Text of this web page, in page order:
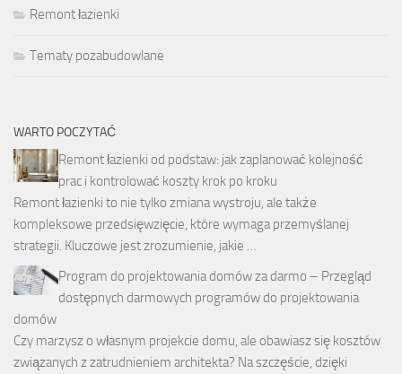
Remont łazienki
Tematy pozabudowlane
WARTO POCZYTAĆ
Remont łazienki od podstaw: jak zaplanować kolejność
prac i kontrolować koszty krok po kroku
Remont łazienki to nie tylko zmiana wystroju, ale także
kompleksowe przedsięwzięcie, które wymaga przemyślanej
strategii. Kluczowe jest zrozumienie, jakie …
Program do projektowania domów za darmo – Przegląd
dostępnych darmowych programów do projektowania
domów
Czy marzysz o własnym projekcie domu, ale obawiasz się kosztów
związanych z zatrudnieniem architekta? Na szczęście, dzięki